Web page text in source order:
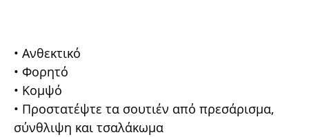
• Ανθεκτικό
• Φορητό
• Κομψό
• Προστατέψτε τα σουτιέν από πρεσάρισμα,
σύνθλιψη και τσαλάκωμα